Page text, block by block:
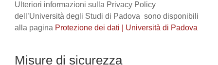
Ulteriori informazioni sulla Privacy Policy
dell’Università degli Studi di Padova sono disponibili
alla pagina Protezione dei dati | Università di Padova
Misure di sicurezza